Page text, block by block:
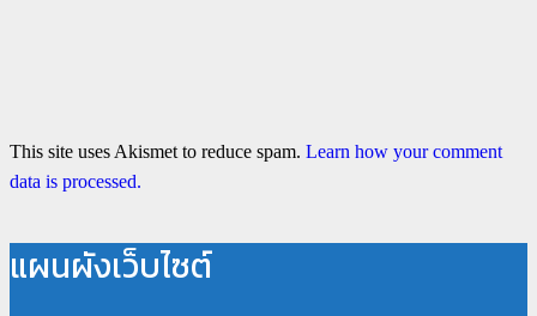
This site uses Akismet to reduce spam. Learn how your comment
data is processed.
แผนผังเว็บไซต์